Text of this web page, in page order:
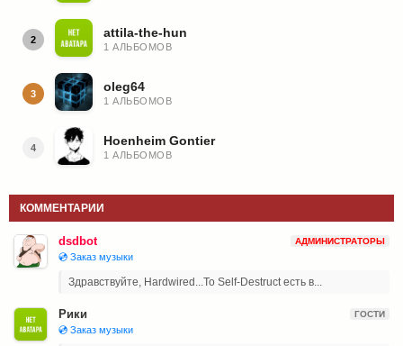
2 attila-the-hun
1 АЛЬБОМОВ
3 oleg64
1 АЛЬБОМОВ
4 Hoenheim Gontier
1 АЛЬБОМОВ
КОММЕНТАРИИ
dsdbot АДМИНИСТРАТОРЫ
💿 Заказ музыки
Здравствуйте, Hardwired...To Self-Destruct есть в...
Рики ГОСТИ
💿 Заказ музыки